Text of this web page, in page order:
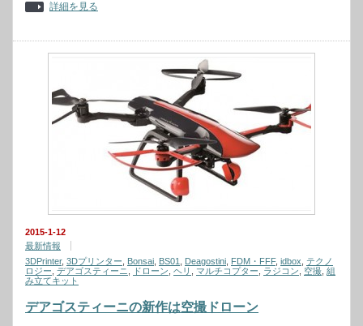
詳細を見る
2015-1-12
最新情報
3DPrinter, 3Dプリンター Bonsai BS01 Deagostini FDM・FFF, idbox テクノ
ロジー デアゴスティーニ ドローン ヘリ マルチコプター ラジコン 空撮 組
み立てキット
デアゴスティーニの新作は空撮ドローン